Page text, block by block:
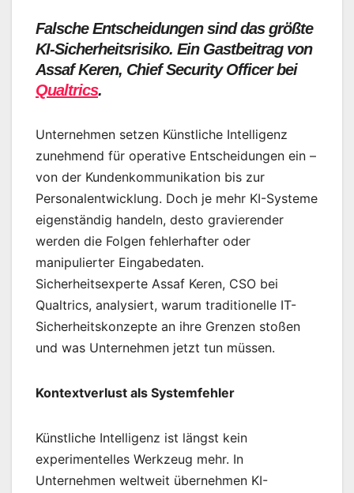
Falsche Entscheidungen sind das größte
KI-Sicherheitsrisiko. Ein Gastbeitrag von
Assaf Keren, Chief Security Officer bei
Qualtrics.
Unternehmen setzen Künstliche Intelligenz
zunehmend für operative Entscheidungen ein –
von der Kundenkommunikation bis zur
Personalentwicklung. Doch je mehr KI-Systeme
eigenständig handeln, desto gravierender
werden die Folgen fehlerhafter oder
manipulierter Eingabedaten.
Sicherheitsexperte Assaf Keren, CSO bei
Qualtrics, analysiert, warum traditionelle IT-
Sicherheitskonzepte an ihre Grenzen stoßen
und was Unternehmen jetzt tun müssen.
Kontextverlust als Systemfehler
Künstliche Intelligenz ist längst kein
experimentelles Werkzeug mehr. In
Unternehmen weltweit übernehmen KI-